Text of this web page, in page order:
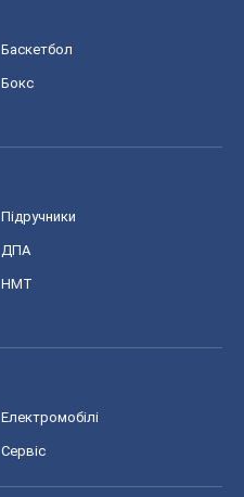
Баскетбол
Бокс
Підручники
ДПА
НМТ
Електромобілі
Сервіс